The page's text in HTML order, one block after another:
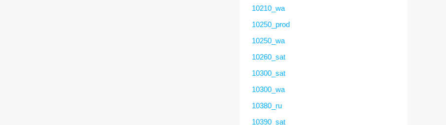
10210_wa
10250_prod
10250_wa
10260_sat
10300_sat
10300_wa
10380_ru
10390_sat